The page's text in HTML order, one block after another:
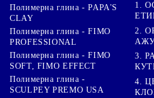
Полимерна глина - PAPA'S
CLAY
Полимерна глина - FIMO
PROFESSIONAL
Полимерна глина - FIMO
SOFT, FIMO EFFECT
Полимерна глина -
SCULPEY PREMO USA
1.
2.
3.
4.